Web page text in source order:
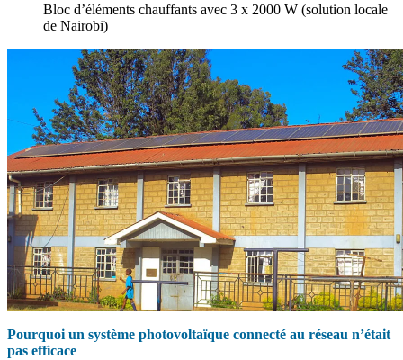
Bloc d’éléments chauffants avec 3 x 2000 W (solution locale
de Nairobi)
Pourquoi un système photovoltaïque connecté au réseau n’était
pas efficace